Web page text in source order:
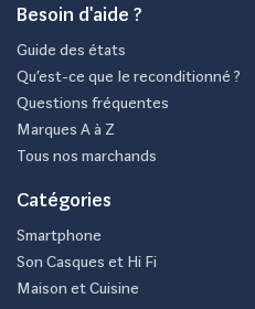
Besoin d'aide ?
Guide des états
Qu’est-ce que le reconditionné ?
Questions fréquentes
Marques A à Z
Tous nos marchands
Catégories
Smartphone
Son Casques et Hi Fi
Maison et Cuisine